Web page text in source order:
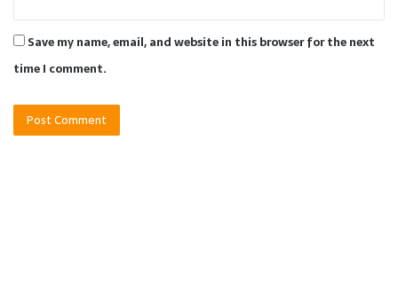
Save my name, email, and website in this browser for the next
time I comment.